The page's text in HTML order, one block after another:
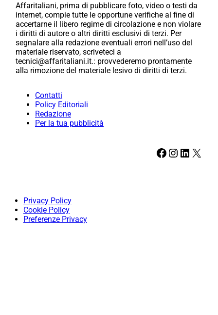
Affaritaliani, prima di pubblicare foto, video o testi da
internet, compie tutte le opportune verifiche al fine di
accertarne il libero regime di circolazione e non violare
i diritti di autore o altri diritti esclusivi di terzi. Per
segnalare alla redazione eventuali errori nell’uso del
materiale riservato, scriveteci a
tecnici@affaritaliani.it.: provvederemo prontamente
alla rimozione del materiale lesivo di diritti di terzi.
Contatti
Policy Editoriali
Redazione
Per la tua pubblicità
Facebook Instagram LinkedIn X
Privacy Policy
Cookie Policy
Preferenze Privacy